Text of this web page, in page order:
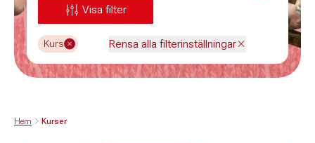
Visa filter
Kurs Rensa alla filterinställningar
Hem Kurser